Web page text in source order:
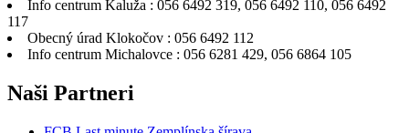
Info centrum Kaluža : 056 6492 319, 056 6492 110, 056 6492
117
Obecný úrad Klokočov : 056 6492 112
Info centrum Michalovce : 056 6281 429, 056 6864 105
Naši Partneri